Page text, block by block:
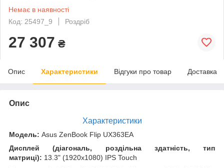
Немає в наявності
Код: 25497_9
Роздріб
27 307 ₴
Опис Характеристики Відгуки про товар Доставка
Опис
Характеристики
Модель: Asus ZenBook Flip UX363EA
Дисплей (діагональ, роздільна здатність, тип
матриці): 13.3" (1920x1080) IPS Touch